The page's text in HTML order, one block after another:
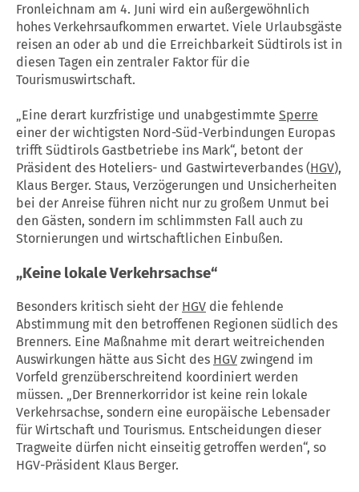
Fronleichnam am 4. Juni wird ein außergewöhnlich
hohes Verkehrsaufkommen erwartet. Viele Urlaubsgäste
reisen an oder ab und die Erreichbarkeit Südtirols ist in
diesen Tagen ein zentraler Faktor für die
Tourismuswirtschaft.
„Eine derart kurzfristige und unabgestimmte Sperre
einer der wichtigsten Nord-Süd-Verbindungen Europas
trifft Südtirols Gastbetriebe ins Mark“, betont der
Präsident des Hoteliers- und Gastwirteverbandes (HGV),
Klaus Berger. Staus, Verzögerungen und Unsicherheiten
bei der Anreise führen nicht nur zu großem Unmut bei
den Gästen, sondern im schlimmsten Fall auch zu
Stornierungen und wirtschaftlichen Einbußen.
„Keine lokale Verkehrsachse“
Besonders kritisch sieht der HGV die fehlende
Abstimmung mit den betroffenen Regionen südlich des
Brenners. Eine Maßnahme mit derart weitreichenden
Auswirkungen hätte aus Sicht des HGV zwingend im
Vorfeld grenzüberschreitend koordiniert werden
müssen. „Der Brennerkorridor ist keine rein lokale
Verkehrsachse, sondern eine europäische Lebensader
für Wirtschaft und Tourismus. Entscheidungen dieser
Tragweite dürfen nicht einseitig getroffen werden“, so
HGV-Präsident Klaus Berger.